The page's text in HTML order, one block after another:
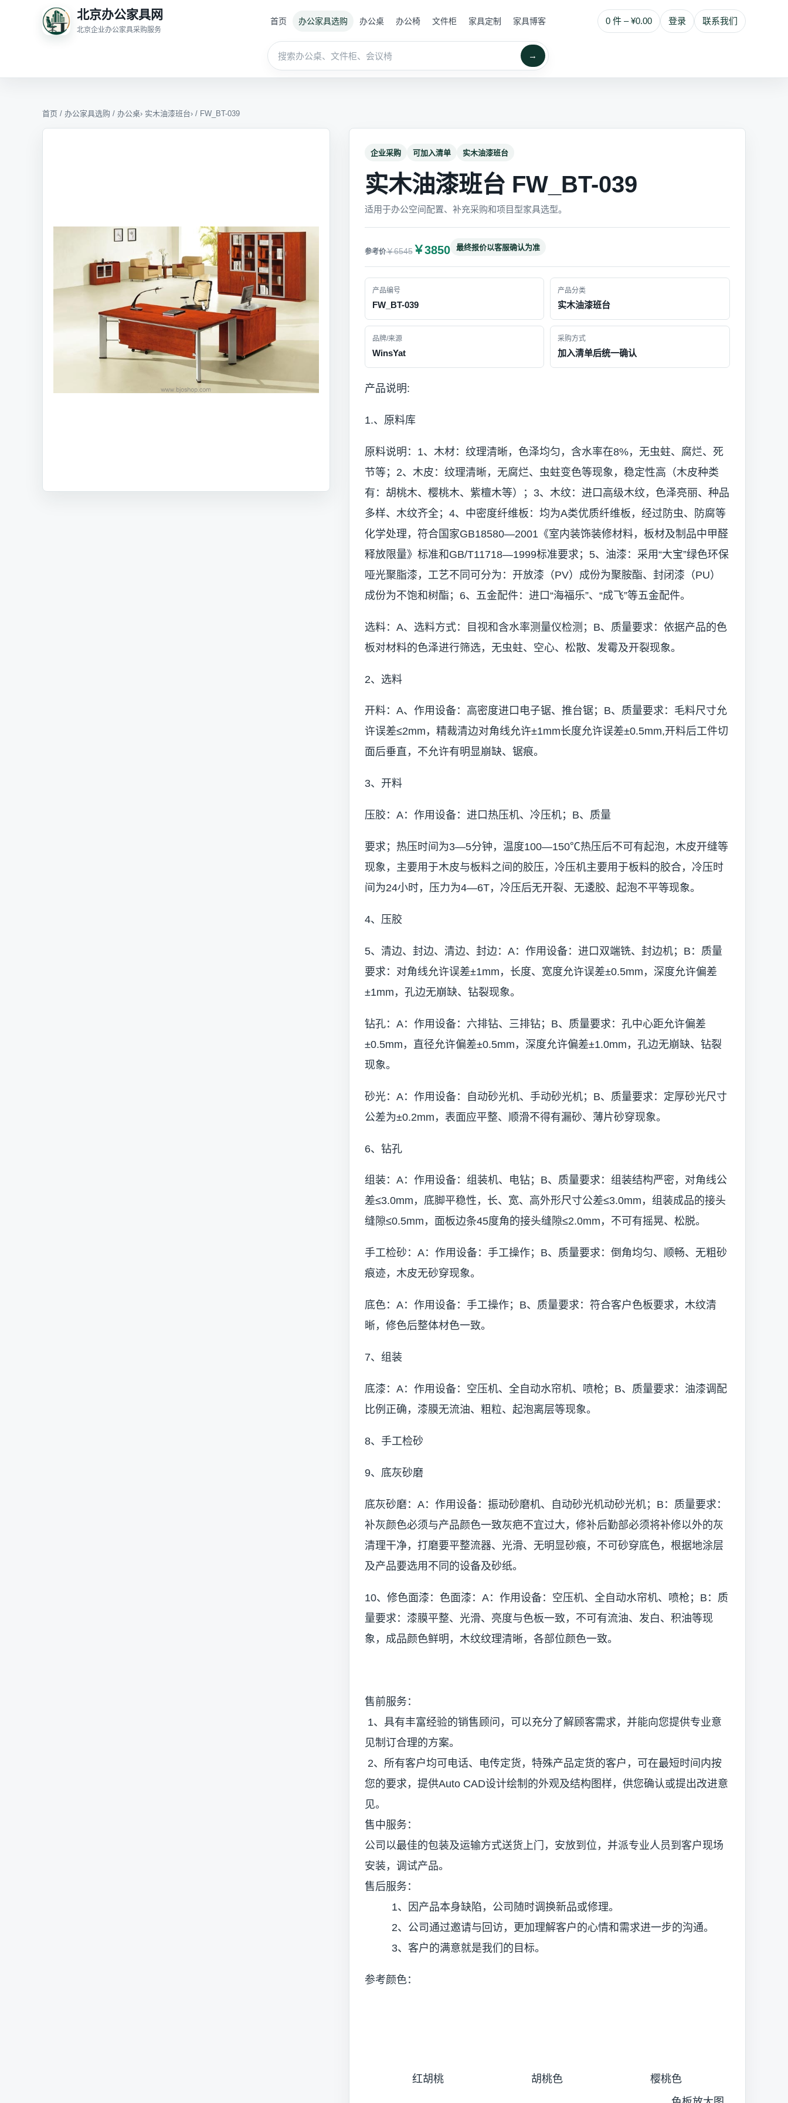
北京办公家具网
北京企业办公家具采购服务
0 件 – ¥0.00 登录 联系我们
首页 办公家具选购 办公桌 办公椅 文件柜 家具定制 家具博客
→
首页 / 办公家具选购 / 办公桌› 实木油漆班台› / FW_BT-039
企业采购 可加入清单 实木油漆班台
实木油漆班台 FW_BT-039
适用于办公空间配置、补充采购和项目型家具选型。
￥6545￥3850 最终报价以客服确认为准
产品编号
FW_BT-039
产品分类
实木油漆班台
品牌/来源
WinsYat
采购方式
加入清单后统一确认
产品说明:
1.、原料库
原料说明：1、木材：纹理清晰，色泽均匀，含水率在8%，无虫蛀、腐烂、死
节等；2、木皮：纹理清晰，无腐烂、虫蛀变色等现象，稳定性高（木皮种类
有：胡桃木、樱桃木、紫檀木等）；3、木纹：进口高级木纹，色泽亮丽、种品
多样、木纹齐全；4、中密度纤维板：均为A类优质纤维板，经过防虫、防腐等
化学处理，符合国家GB18580—2001《室内装饰装修材料，板材及制品中甲醛
释放限量》标准和GB/T11718—1999标准要求；5、油漆：采用“大宝”绿色环保
哑光聚脂漆，工艺不同可分为：开放漆（PV）成份为聚胺酯、封闭漆（PU）
成份为不饱和树酯；6、五金配件：进口“海福乐”、“成飞”等五金配件。
选料：A、选料方式：目视和含水率测量仪检测；B、质量要求：依据产品的色
板对材料的色泽进行筛选，无虫蛀、空心、松散、发霉及开裂现象。
2、选料
开料：A、作用设备：高密度进口电子锯、推台锯；B、质量要求：毛料尺寸允
许误差≤2mm，精裁清边对角线允许±1mm长度允许误差±0.5mm,开料后工件切
面后垂直，不允许有明显崩缺、锯痕。
3、开料
压胶：A：作用设备：进口热压机、冷压机；B、质量
要求；热压时间为3—5分钟，温度100—150℃热压后不可有起泡，木皮开缝等
现象，主要用于木皮与板料之间的胶压，冷压机主要用于板料的胶合，冷压时
间为24小时，压力为4—6T，冷压后无开裂、无逶胶、起泡不平等现象。
4、压胶
5、清边、封边、清边、封边：A：作用设备：进口双端铣、封边机；B：质量
要求：对角线允许误差±1mm，长度、宽度允许误差±0.5mm，深度允许偏差
±1mm，孔边无崩缺、钻裂现象。
钻孔：A：作用设备：六排钻、三排钻；B、质量要求：孔中心距允许偏差
±0.5mm，直径允许偏差±0.5mm，深度允许偏差±1.0mm，孔边无崩缺、钻裂
现象。
砂光：A：作用设备：自动砂光机、手动砂光机；B、质量要求：定厚砂光尺寸
公差为±0.2mm，表面应平整、顺滑不得有漏砂、薄片砂穿现象。
6、钻孔
组装：A：作用设备：组装机、电钻；B、质量要求：组装结构严密，对角线公
差≤3.0mm，底脚平稳性，长、宽、高外形尺寸公差≤3.0mm，组装成品的接头
缝隙≤0.5mm，面板边条45度角的接头缝隙≤2.0mm，不可有摇晃、松脱。
手工检砂：A：作用设备：手工操作；B、质量要求：倒角均匀、顺畅、无粗砂
痕迹，木皮无砂穿现象。
底色：A：作用设备：手工操作；B、质量要求：符合客户色板要求，木纹清
晰，修色后整体材色一致。
7、组装
底漆：A：作用设备：空压机、全自动水帘机、喷枪；B、质量要求：油漆调配
比例正确，漆膜无流油、粗粒、起泡离层等现象。
8、手工检砂
9、底灰砂磨
底灰砂磨：A：作用设备：振动砂磨机、自动砂光机动砂光机；B：质量要求：
补灰颜色必须与产品颜色一致灰疤不宜过大，修补后勤部必须将补修以外的灰
清理干净，打磨要平整流器、光滑、无明显砂痕，不可砂穿底色，根据地涂层
及产品要选用不同的设备及砂纸。
10、修色面漆：色面漆：A：作用设备：空压机、全自动水帘机、喷枪；B：质
量要求：漆膜平整、光滑、亮度与色板一致，不可有流油、发白、积油等现
象，成品颜色鲜明，木纹纹理清晰，各部位颜色一致。
售前服务：
1、具有丰富经验的销售顾问，可以充分了解顾客需求，并能向您提供专业意
见制订合理的方案。
2、所有客户均可电话、电传定货，特殊产品定货的客户，可在最短时间内按
您的要求，提供Auto CAD设计绘制的外观及结构图样，供您确认或提出改进意
见。
售中服务：
公司以最佳的包装及运输方式送货上门，安放到位，并派专业人员到客户现场
安装，调试产品。
售后服务：
1、因产品本身缺陷，公司随时调换新品或修理。
2、公司通过邀请与回访，更加理解客户的心情和需求进一步的沟通。
3、客户的满意就是我们的目标。
参考颜色：
红胡桃 胡桃色
樱桃色